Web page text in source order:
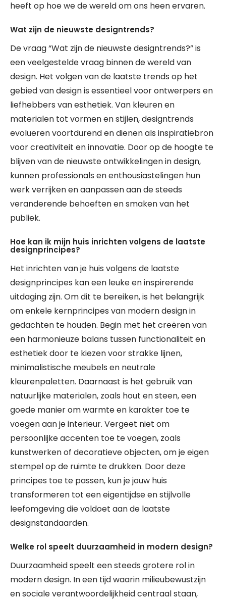
heeft op hoe we de wereld om ons heen ervaren.
Wat zijn de nieuwste designtrends?
De vraag “Wat zijn de nieuwste designtrends?” is
een veelgestelde vraag binnen de wereld van
design. Het volgen van de laatste trends op het
gebied van design is essentieel voor ontwerpers en
liefhebbers van esthetiek. Van kleuren en
materialen tot vormen en stijlen, designtrends
evolueren voortdurend en dienen als inspiratiebron
voor creativiteit en innovatie. Door op de hoogte te
blijven van de nieuwste ontwikkelingen in design,
kunnen professionals en enthousiastelingen hun
werk verrijken en aanpassen aan de steeds
veranderende behoeften en smaken van het
publiek.
Hoe kan ik mijn huis inrichten volgens de laatste
designprincipes?
Het inrichten van je huis volgens de laatste
designprincipes kan een leuke en inspirerende
uitdaging zijn. Om dit te bereiken, is het belangrijk
om enkele kernprincipes van modern design in
gedachten te houden. Begin met het creëren van
een harmonieuze balans tussen functionaliteit en
esthetiek door te kiezen voor strakke lijnen,
minimalistische meubels en neutrale
kleurenpaletten. Daarnaast is het gebruik van
natuurlijke materialen, zoals hout en steen, een
goede manier om warmte en karakter toe te
voegen aan je interieur. Vergeet niet om
persoonlijke accenten toe te voegen, zoals
kunstwerken of decoratieve objecten, om je eigen
stempel op de ruimte te drukken. Door deze
principes toe te passen, kun je jouw huis
transformeren tot een eigentijdse en stijlvolle
leefomgeving die voldoet aan de laatste
designstandaarden.
Welke rol speelt duurzaamheid in modern design?
Duurzaamheid speelt een steeds grotere rol in
modern design. In een tijd waarin milieubewustzijn
en sociale verantwoordelijkheid centraal staan,